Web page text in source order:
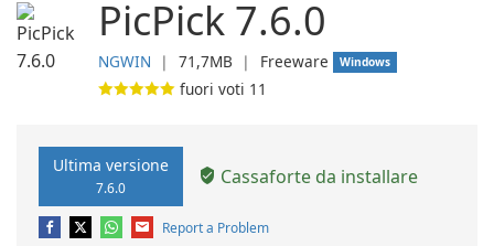
PicPick 7.6.0
NGWIN ❘ 71,7MB ❘ Freeware Windows
fuori voti 11
Ultima versione
7.6.0 Cassaforte da installare
Report a Problem